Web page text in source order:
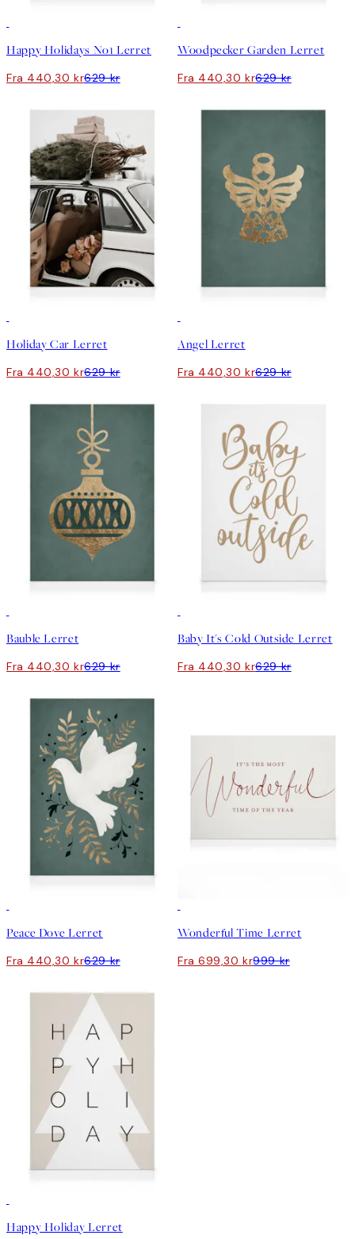
Happy Holidays No1 Lerret
Fra 440,30 kr629 kr
Woodpecker Garden Lerret
Fra 440,30 kr629 kr
Holiday Car Lerret
Fra 440,30 kr629 kr
Angel Lerret
Fra 440,30 kr629 kr
Bauble Lerret
Fra 440,30 kr629 kr
Baby It's Cold Outside Lerret
Fra 440,30 kr629 kr
Peace Dove Lerret
Fra 440,30 kr629 kr
Wonderful Time Lerret
Fra 699,30 kr999 kr
Happy Holiday Lerret